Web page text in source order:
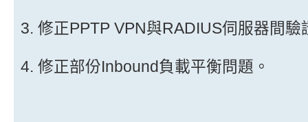
3. 修正PPTP VPN與RADIUS伺服器間驗
4. 修正部份Inbound負載平衡問題。